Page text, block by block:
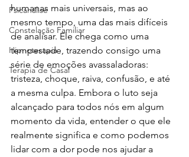
Psicanálise
Constelação Familiar
Hipnoterapia
Terapia de Casal
humanas mais universais, mas ao
mesmo tempo, uma das mais difíceis
de analisar. Ele chega como uma
tempestade, trazendo consigo uma
série de emoções avassaladoras:
tristeza, choque, raiva, confusão, e até
a mesma culpa. Embora o luto seja
alcançado para todos nós em algum
momento da vida, entender o que ele
realmente significa e como podemos
lidar com a dor pode nos ajudar a